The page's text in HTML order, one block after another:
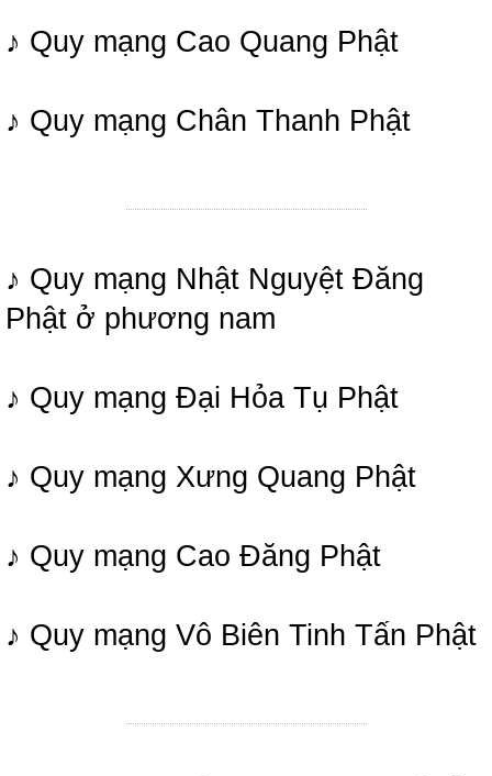
♪ Quy mạng Cao Quang Phật
♪ Quy mạng Chân Thanh Phật
♪ Quy mạng Nhật Nguyệt Đăng
Phật ở phương nam
♪ Quy mạng Đại Hỏa Tụ Phật
♪ Quy mạng Xưng Quang Phật
♪ Quy mạng Cao Đăng Phật
♪ Quy mạng Vô Biên Tinh Tấn Phật